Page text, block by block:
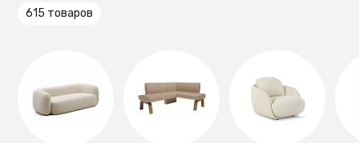
615 товаров